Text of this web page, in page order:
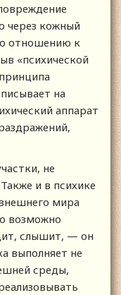
через кожный
отношению к
«психической
на
аппарат
не
и в психике
мира
возможно
слышит, — он
выполняет не
среды,